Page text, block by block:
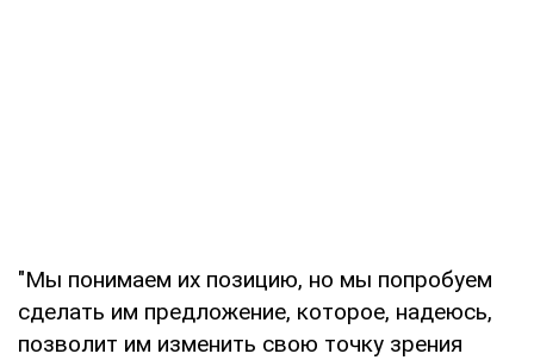
"Мы понимаем их позицию, но мы попробуем
сделать им предложение, которое, надеюсь,
позволит им изменить свою точку зрения